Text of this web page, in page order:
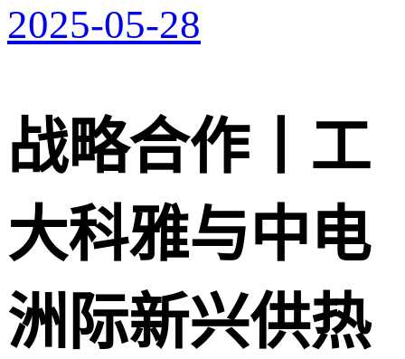
2025-05-28
战略合作丨工
大科雅与中电
洲际新兴供热